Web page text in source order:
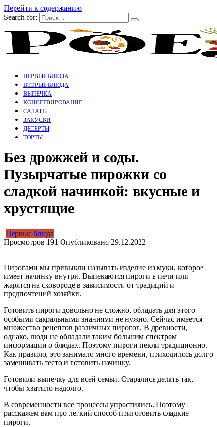
Перейти к содержанию
Search for:
ПЕРВЫЕ БЛЮДА
ВТОРЫЕ БЛЮДА
ВЫПЕЧКА
КОНСЕРВИРОВАНИЕ
САЛАТЫ
ЗАКУСКИ
ДЕСЕРТЫ
ТОРТЫ
Без дрожжей и соды.
Пузырчатые пирожки со
сладкой начинкой: вкусные и
хрустящие
Первые блюда
Просмотров 191 Опубликовано 29.12.2022
Пирогами мы привыкли называть изделие из муки, которое
имеет начинку внутри. Выпекаются пироги в печи или
жарятся на сковороде в зависимости от традиций и
предпочтений хозяйки.
Готовить пироги довольно не сложно, обладать для этого
особыми сакральными знаниями не нужно. Сейчас имеется
множество рецептов различных пирогов. В древности,
однако, люди не обладали таким большим спектром
информации о блюдах. Поэтому пироги пекли традиционно.
Как правило, это занимало много времени, приходилось долго
замешивать тесто и готовить начинку.
Готовили выпечку для всей семьи. Старались делать так,
чтобы хватило надолго.
В современности все процессы упростились. Поэтому
расскажем вам про легкий способ приготовить сладкие
пироги.